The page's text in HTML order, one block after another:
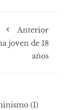
Anterior
joven de 18
años
(I)